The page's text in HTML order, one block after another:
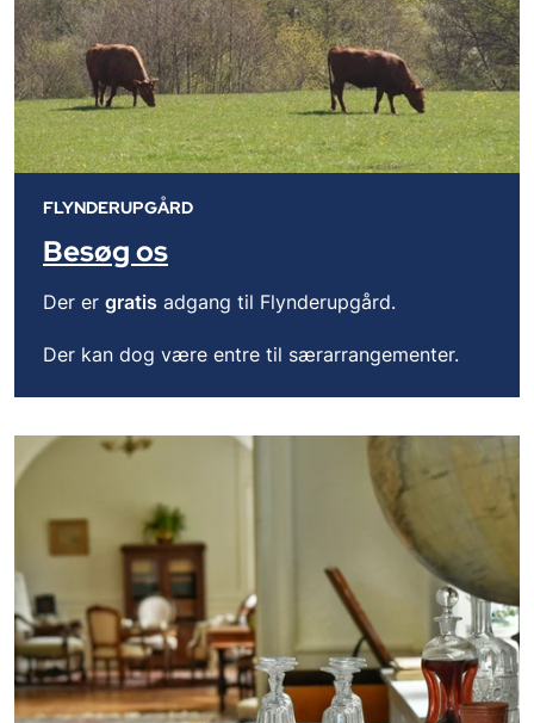
FLYNDERUPGÅRD
Besøg os
Der er gratis adgang til Flynderupgård.
Der kan dog være entre til særarrangementer.